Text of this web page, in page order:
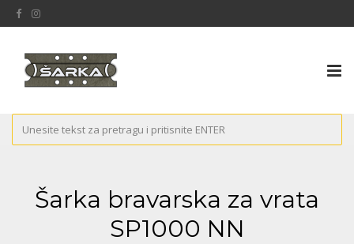
Šarka bravarska za vrata
SP1000 NN